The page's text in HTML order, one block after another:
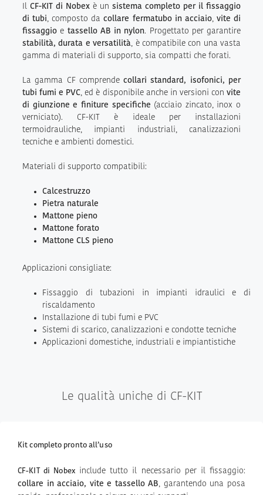
Il CF-KIT di Nobex è un sistema completo per il fissaggio
di tubi, composto dacollare fermatubo in acciaio, vite di
fissaggio e tassello AB in nylon. Progettato per garantire
stabilità, durata e versatilità, è compatibile con una vasta
gamma di materiali di supporto, sia compatti che forati.
La gamma CF comprendecollari standard, isofonici, per
tubi fumi e PVC, ed è disponibile anche in versioni convite
di giunzione e finiture specifiche (acciaio zincato, inox o
verniciato). CF-KIT è ideale per installazioni
termoidrauliche, impianti industriali, canalizzazioni
tecniche e ambienti domestici.
Materiali di supporto compatibili:
Calcestruzzo
Pietra naturale
Mattone pieno
Mattone forato
Mattone CLS pieno
Applicazioni consigliate:
Fissaggio di tubazioni in impianti idraulici e di
riscaldamento
Installazione di tubi fumi e PVC
Sistemi di scarico, canalizzazioni e condotte tecniche
Applicazioni domestiche, industriali e impiantistiche
Le qualità uniche di CF-KIT
Kit completo pronto all’uso
CF-KIT di Nobexinclude tutto il necessario per il fissaggio:
collare in acciaio, vite e tassello AB, garantendo una posa